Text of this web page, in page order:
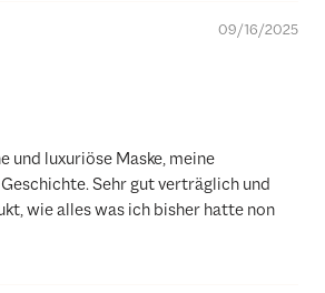
09/16/2025
und luxuriöse Maske, meine
Sehr gut verträglich und
wie alles was ich bisher hatte non